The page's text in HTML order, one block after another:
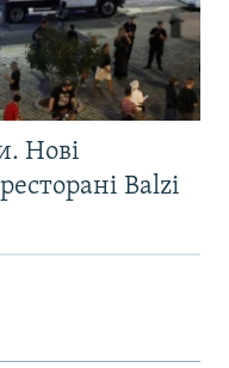
Нові
Balzi